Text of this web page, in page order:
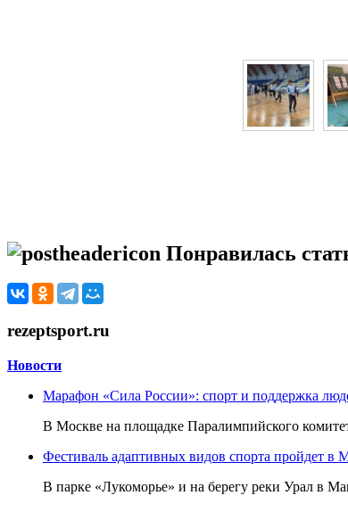
Понравилась
rezeptsport.ru
Новости
Марафон «Сила России»: спорт и поддержка
В Москве на площадке Паралимпийского
Фестиваль адаптивных видов спорта пройдет в
В парке «Лукоморье» и на берегу реки Урал в